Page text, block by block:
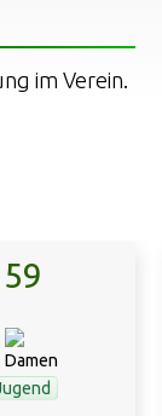
im Verein.
59